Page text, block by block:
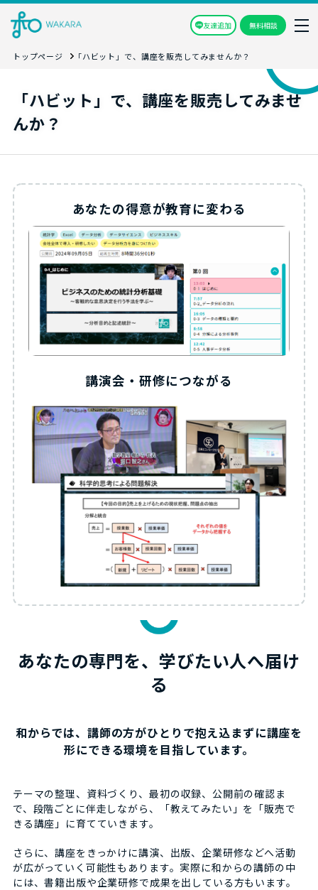
友達追加 無料相談
トップページ 「ハビット」で、講座を販売してみませんか？
「ハビット」で、講座を販売してみませ
んか？
あなたの専門を、学びたい人へ届け
る
和からでは、講師の方がひとりで抱え込まずに講座を
形にできる環境を目指しています。
テーマの整理、資料づくり、最初の収録、公開前の確認ま
で、段階ごとに伴走しながら、「教えてみたい」を「販売で
きる講座」に育てていきます。
さらに、講座をきっかけに講演、出版、企業研修などへ活動
が広がっていく可能性もあります。実際に和からの講師の中
には、書籍出版や企業研修で成果を出している方もいます。
あなたの得意が教育に変わる
講演会・研修につながる